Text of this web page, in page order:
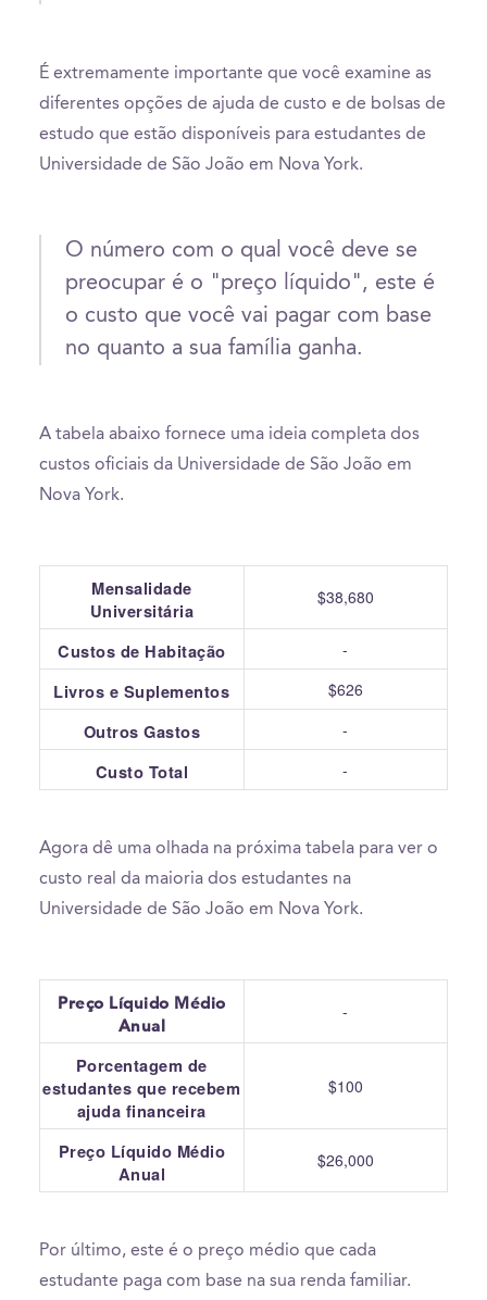
É extremamente importante que você examine as
diferentes opções de ajuda de custo e de bolsas de
estudo que estão disponíveis para estudantes de
Universidade de São João em Nova York.
O número com o qual você deve se
preocupar é o "preço líquido", este é
o custo que você vai pagar com base
no quanto a sua família ganha.
A tabela abaixo fornece uma ideia completa dos
custos oficiais da Universidade de São João em
Nova York.
Mensalidade
Universitária
$38,680
Custos de Habitação -
Livros e Suplementos $626
Outros Gastos -
Custo Total -
Agora dê uma olhada na próxima tabela para ver o
custo real da maioria dos estudantes na
Universidade de São João em Nova York.
Preço Líquido Médio
Anual
-
Porcentagem de
estudantes que recebem
ajuda financeira
$100
Preço Líquido Médio
Anual
$26,000
Por último, este é o preço médio que cada
estudante paga com base na sua renda familiar.